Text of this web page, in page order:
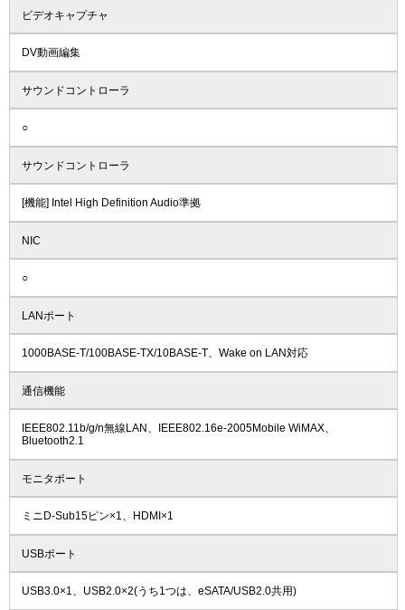
ビデオキャプチャ
DV動画編集
サウンドコントローラ
○
サウンドコントローラ
[機能] Intel High Definition Audio準拠
NIC
○
LANポート
1000BASE-T/100BASE-TX/10BASE-T、Wake on LAN対応
通信機能
IEEE802.11b/g/n無線LAN、IEEE802.16e-2005Mobile WiMAX、
Bluetooth2.1
モニタポート
ミニD-Sub15ピン×1、HDMI×1
USBポート
USB3.0×1、USB2.0×2(うち1つは、eSATA/USB2.0共用)